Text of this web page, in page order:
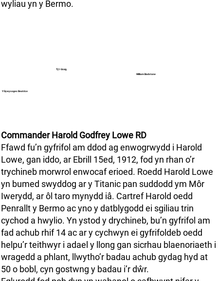
wyliau yn y Bermo.
Y Dywysoges Beatrice
Tŷ’r Graig
William Gladstone
Commander Harold Godfrey Lowe RD
Ffawd fu’n gyfrifol am ddod ag enwogrwydd i Harold
Lowe, gan iddo, ar Ebrill 15ed, 1912, fod yn rhan o’r
trychineb morwrol enwocaf erioed. Roedd Harold Lowe
yn bumed swyddog ar y Titanic pan suddodd ym Môr
Iwerydd, ar ôl taro mynydd iâ. Cartref Harold oedd
Penrallt y Bermo ac yno y datblygodd ei sgiliau trin
cychod a hwylio. Yn ystod y drychineb, bu’n gyfrifol am
fad achub rhif 14 ac ar y cychwyn ei gyfrifoldeb oedd
helpu’r teithwyr i adael y llong gan sicrhau blaenoriaeth i
wragedd a phlant, llwytho’r badau achub gydag hyd at
50 o bobl, cyn gostwng y badau i’r dŵr.